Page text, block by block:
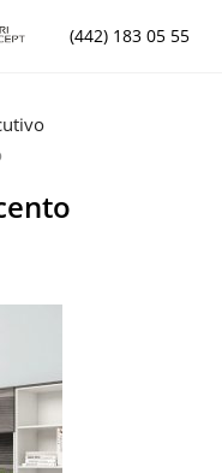
(442) 183 05 55